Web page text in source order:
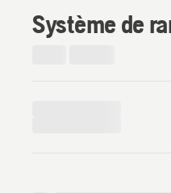
Système de